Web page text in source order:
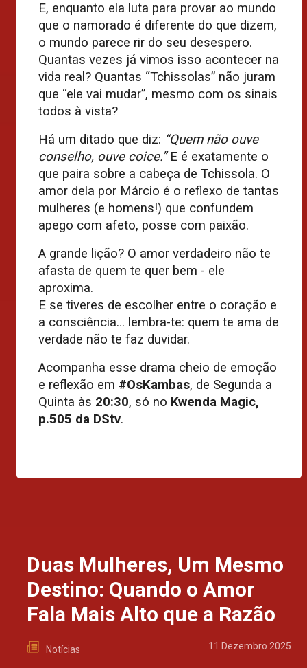
E, enquanto ela luta para provar ao mundo
que o namorado é diferente do que dizem,
o mundo parece rir do seu desespero.
Quantas vezes já vimos isso acontecer na
vida real? Quantas “Tchissolas” não juram
que “ele vai mudar”, mesmo com os sinais
todos à vista?
Há um ditado que diz: “Quem não ouve
conselho, ouve coice.”E é exatamente o
que paira sobre a cabeça de Tchissola. O
amor dela por Márcio é o reflexo de tantas
mulheres (e homens!) que confundem
apego com afeto, posse com paixão.
A grande lição? O amor verdadeiro não te
afasta de quem te quer bem - ele
aproxima.
E se tiveres de escolher entre o coração e
a consciência… lembra-te: quem te ama de
verdade não te faz duvidar.
Acompanha esse drama cheio de emoção
e reflexão em #OsKambas, de Segunda a
Quinta às 20:30, só no Kwenda Magic,
p.505 da DStv.
Duas Mulheres, Um Mesmo
Destino: Quando o Amor
Fala Mais Alto que a Razão
Notícias 11 Dezembro 2025